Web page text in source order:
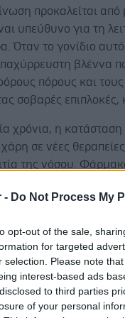
- Do Not Process My
opt-out of the sale,
for targeted
selection. Please note
interest-based ads
to third parties
of your personal
προκαλείται από
υπεύθυνο για τη
Όταν το γονίδιο
βλέννα
πόρους και
σοβαρές επιπλοκές,
χρόνια, η
σε νέες
της νόσου.
πρωτεΐνης CFTR,
της μελέτης
αυξήθηκε από
των παιδιών
ενηλίκων αυξήθηκε